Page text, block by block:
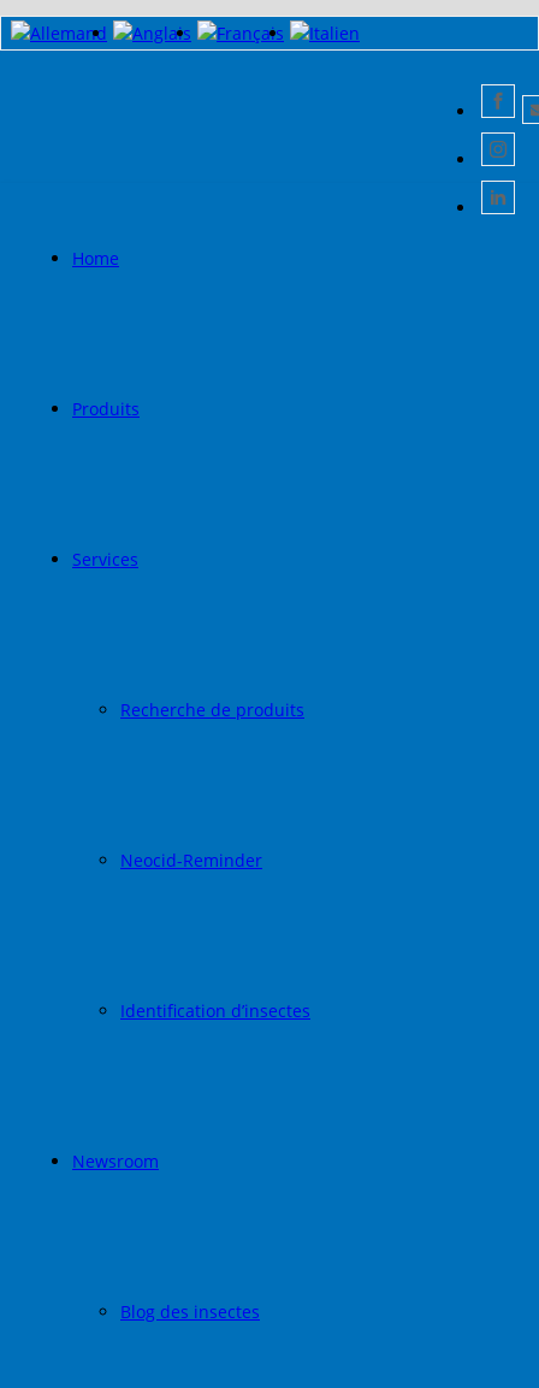
Home
Produits
Services
Recherche de produits
Neocid-Reminder
Identification d’insectes
Newsroom
Blog des insectes